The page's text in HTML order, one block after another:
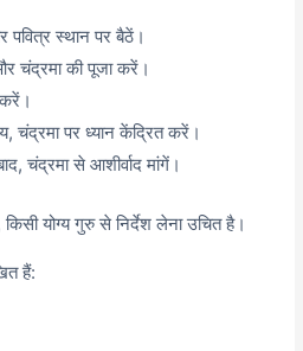
स्थान पर बैठें।
चंद्रमा की पूजा करें।
चंद्रमा पर ध्यान केंद्रित करें।
चंद्रमा से आशीर्वाद मांगें।
योग्य गुरु से निर्देश लेना उचित है।
हैं: